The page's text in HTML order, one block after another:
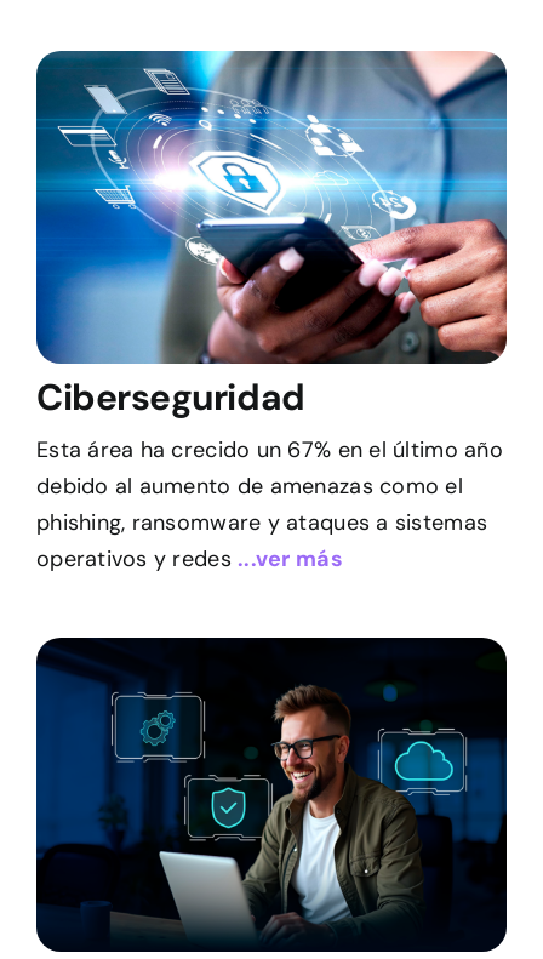
Ciberseguridad
Esta área ha crecido un 67% en el último año
debido al aumento de amenazas como el
phishing, ransomware y ataques a sistemas
operativos y redes...ver más